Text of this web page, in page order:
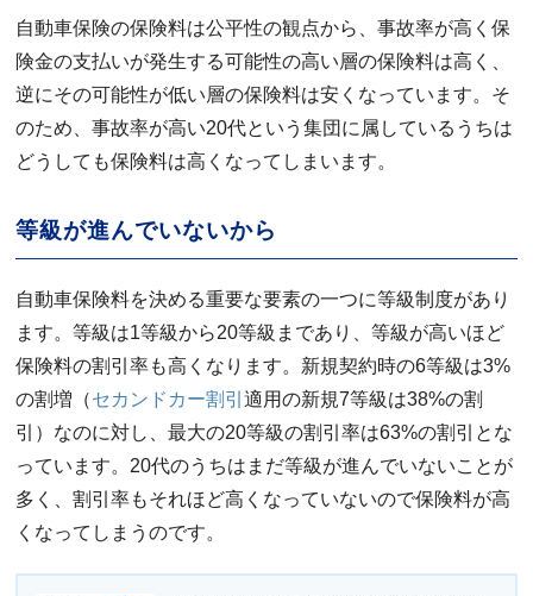
自動車保険の保険料は公平性の観点から、事故率が高く保
険金の支払いが発生する可能性の高い層の保険料は高く、
逆にその可能性が低い層の保険料は安くなっています。そ
のため、事故率が高い20代という集団に属しているうちは
どうしても保険料は高くなってしまいます。
等級が進んでいないから
自動車保険料を決める重要な要素の一つに等級制度があり
ます。等級は1等級から20等級まであり、等級が高いほど
保険料の割引率も高くなります。新規契約時の6等級は3%
の割増（セカンドカー割引適用の新規7等級は38%の割
引）なのに対し、最大の20等級の割引率は63%の割引とな
っています。20代のうちはまだ等級が進んでいないことが
多く、割引率もそれほど高くなっていないので保険料が高
くなってしまうのです。